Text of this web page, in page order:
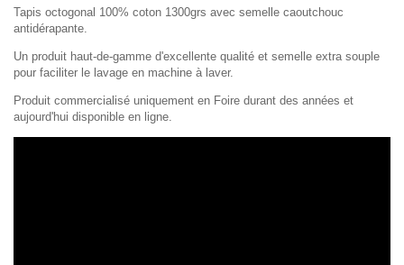
Tapis octogonal 100% coton 1300grs avec semelle caoutchouc
antidérapante.
Un produit haut-de-gamme d'excellente qualité et semelle extra souple
pour faciliter le lavage en machine à laver.
Produit commercialisé uniquement en Foire durant des années et
aujourd'hui disponible en ligne.